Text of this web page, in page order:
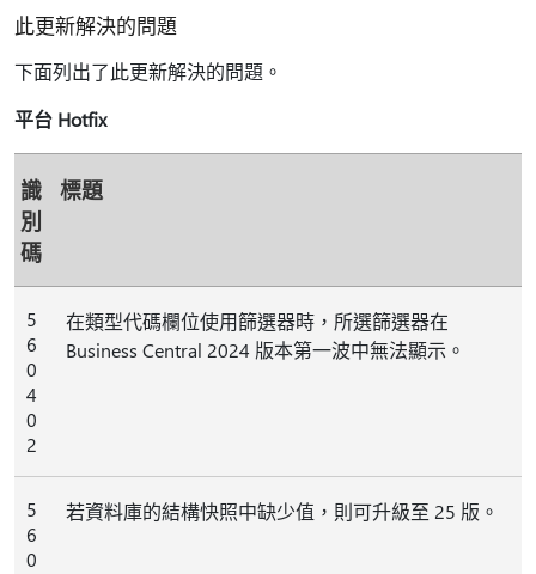
此更新解決的問題
下面列出了此更新解決的問題。
平台 Hotfix
識
別
碼
標題
5
6
0
4
0
2
在類型代碼欄位使用篩選器時，所選篩選器在
Business Central 2024 版本第一波中無法顯示。
5
6
0
若資料庫的結構快照中缺少值，則可升級至 25 版。